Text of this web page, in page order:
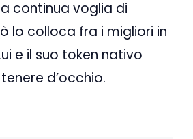
continua voglia di
lo colloca fra i migliori in
e il suo token nativo
d’occhio.